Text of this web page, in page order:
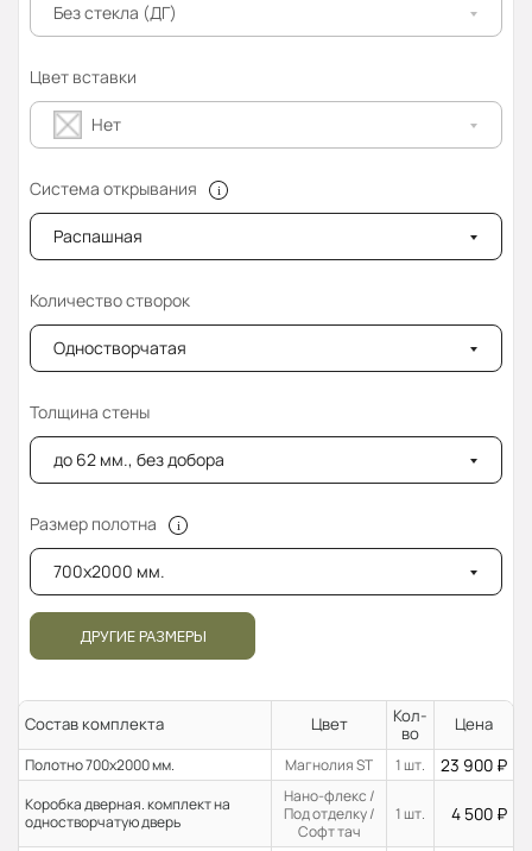
Без стекла (ДГ)
Цвет вставки
Нет
Система открывания
Распашная
Количество створок
Одностворчатая
Толщина стены
до 62 мм., без добора
Размер полотна
700x2000 мм.
ДРУГИЕ РАЗМЕРЫ
Состав комплекта Цвет
Кол-
во
Цена
Полотно 700x2000 мм. Магнолия ST 1 шт. 23 900 ₽
Коробка дверная. комплект на
одностворчатую дверь
Нано-флекс /
Под отделку /
Софт тач
1 шт. 4 500 ₽